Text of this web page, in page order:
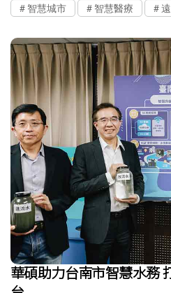
智慧城市 智慧醫療
華碩助力台南市智慧水務